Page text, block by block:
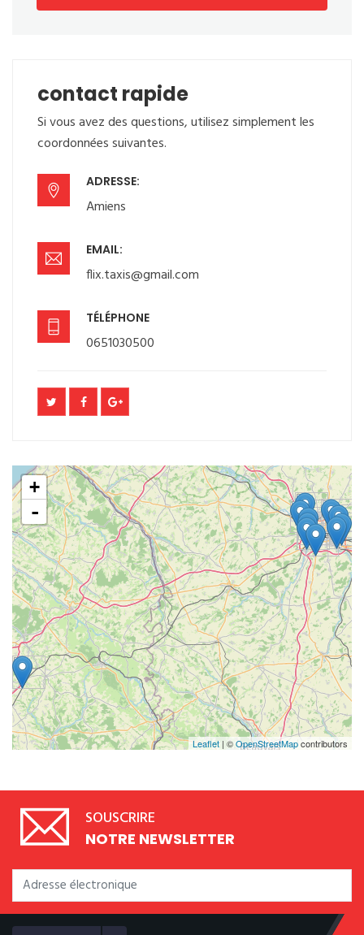
contact rapide
Si vous avez des questions, utilisez simplement les
coordonnées suivantes.
ADRESSE:
Amiens
EMAIL:
flix.taxis@gmail.com
TÉLÉPHONE
0651030500
+
-
Leaflet | ©OpenStreetMapcontributors
SOUSCRIRE
NOTRE NEWSLETTER